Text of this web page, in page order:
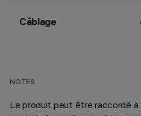
Câblage
NOTES
Le produit peut être raccordé